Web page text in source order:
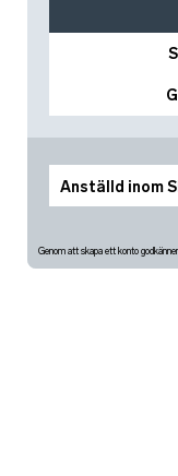
Anställd inom
Genom att skapa ett konto